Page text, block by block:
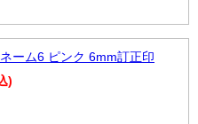
ーム6 ピンク 6mm訂正印
)